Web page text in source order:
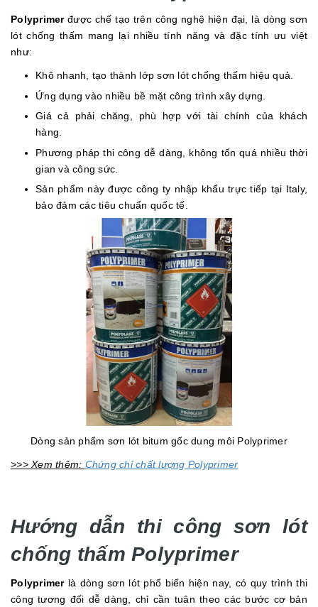
Polyprimerđược chế tạo trên công nghệ hiện đại, là dòng sơn
lót chống thấm mang lại nhiều tính năng và đặc tính ưu việt
như:
Khô nhanh, tạo thành lớp sơn lót chống thấm hiệu quả.
Ứng dụng vào nhiều bề mặt công trình xây dựng.
Giá cả phải chăng, phù hợp với tài chính của khách
hàng.
Phương pháp thi công dễ dàng, không tốn quá nhiều thời
gian và công sức.
Sản phẩm này được công ty nhập khẩu trực tiếp tại Italy,
bảo đảm các tiêu chuẩn quốc tế.
Dòng sản phẩm sơn lót bitum gốc dung môi Polyprimer
>>> Xem thêm: Chứng chỉ chất lượng Polyprimer
Hướng dẫn thi công sơn lót
chống thấm Polyprimer
Polyprimerlà dòng sơn lót phổ biến hiện nay, có quy trình thi
công tương đối dễ dàng, chỉ cần tuân theo các bước cơ bản